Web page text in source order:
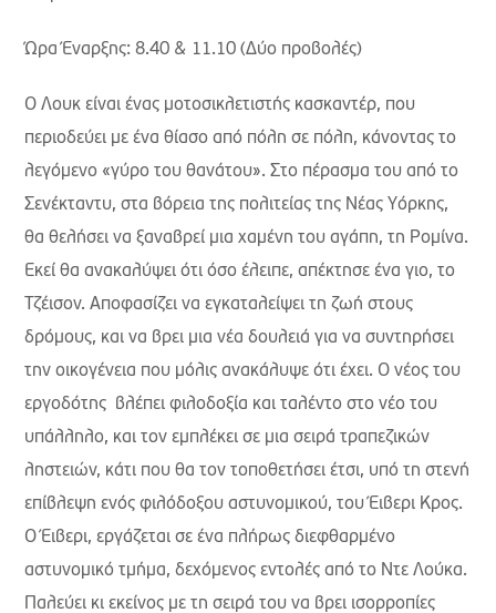
Ώρα Έναρξης: 8.40 & 11.10 (Δύο προβολές)
Ο Λουκ είναι ένας μοτοσικλετιστής κασκαντέρ, που
περιοδεύει με ένα θίασο από πόλη σε πόλη, κάνοντας το
λεγόμενο «γύρο του θανάτου». Στο πέρασμα του από το
Σενέκταντυ, στα βόρεια της πολιτείας της Νέας Υόρκης,
θα θελήσει να ξαναβρεί μια χαμένη του αγάπη, τη Ρομίνα.
Εκεί θα ανακαλύψει ότι όσο έλειπε, απέκτησε ένα γιο, το
Τζέισον. Αποφασίζει να εγκαταλείψει τη ζωή στους
δρόμους, και να βρει μια νέα δουλειά για να συντηρήσει
την οικογένεια που μόλις ανακάλυψε ότι έχει. Ο νέος του
εργοδότης βλέπει φιλοδοξία και ταλέντο στο νέο του
υπάλληλο, και τον εμπλέκει σε μια σειρά τραπεζικών
ληστειών, κάτι που θα τον τοποθετήσει έτσι, υπό τη στενή
επίβλεψη ενός φιλόδοξου αστυνομικού, του Έιβερι Κρος.
Ο Έιβερι, εργάζεται σε ένα πλήρως διεφθαρμένο
αστυνομικό τμήμα, δεχόμενος εντολές από το Ντε Λούκα.
Παλεύει κι εκείνος με τη σειρά του να βρει ισορροπίες